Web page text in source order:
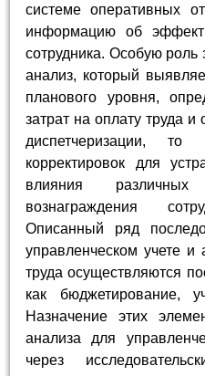
системе оперативных
информацию об
сотрудника. Особую роль
анализ, который
планового уровня,
затрат на оплату труда и
диспетчеризации,
корректировок для
влияния
вознаграждения
Описанный ряд
управленческом учете и
труда осуществляются
как бюджетирование,
Назначение этих
анализа для
через